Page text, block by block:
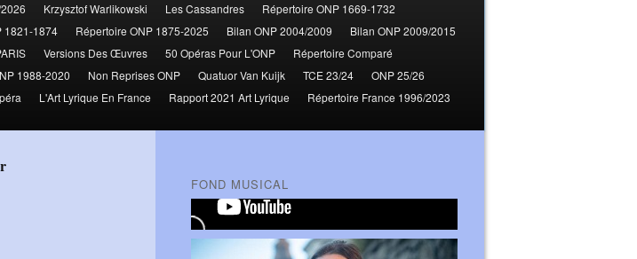
Krzysztof Warlikowski Les Cassandres
Répertoire ONP 1669-1732
1821-1874 Répertoire ONP 1875-2025 Bilan ONP 2004/2009
Bilan ONP 2009/2015
Versions Des Œuvres 50 Opéras Pour L'ONP
Répertoire Comparé
1988-2020 Non Reprises ONP Quatuor Van Kuijk TCE 23/24
ONP 25/26
L'Art Lyrique En France Rapport 2021 Art Lyrique
Répertoire France 1996/2023
FOND MUSICAL